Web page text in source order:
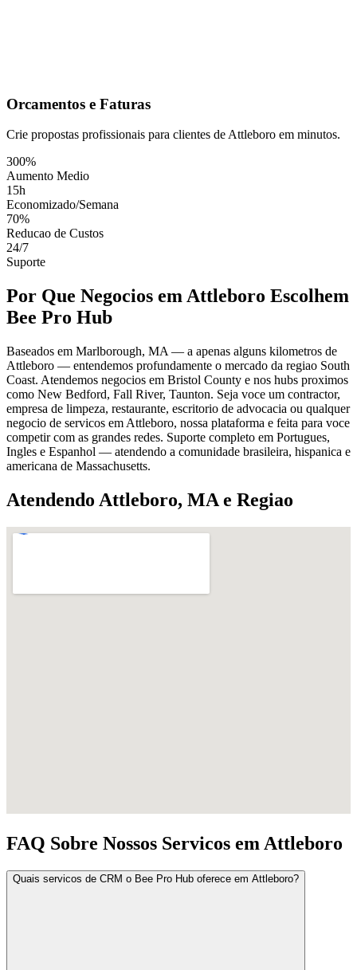
Orcamentos e Faturas
Crie propostas profissionais para clientes de Attleboro em minutos.
300%
Aumento Medio
15h
Economizado/Semana
70%
Reducao de Custos
24/7
Suporte
Por Que Negocios em Attleboro Escolhem
Bee Pro Hub
Baseados em Marlborough, MA — a apenas alguns kilometros de
Attleboro — entendemos profundamente o mercado da regiao South
Coast. Atendemos negocios em Bristol County e nos hubs proximos
como New Bedford, Fall River, Taunton. Seja voce um contractor,
empresa de limpeza, restaurante, escritorio de advocacia ou qualquer
negocio de servicos em Attleboro, nossa plataforma e feita para voce
competir com as grandes redes. Suporte completo em Portugues,
Ingles e Espanhol — atendendo a comunidade brasileira, hispanica e
americana de Massachusetts.
Atendendo Attleboro, MA e Regiao
FAQ Sobre Nossos Servicos em Attleboro
Quais servicos de CRM o Bee Pro Hub oferece em Attleboro?